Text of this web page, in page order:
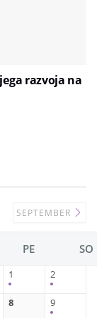
razvoja na
SEPTEMBER
PE SO
1 2
8 9